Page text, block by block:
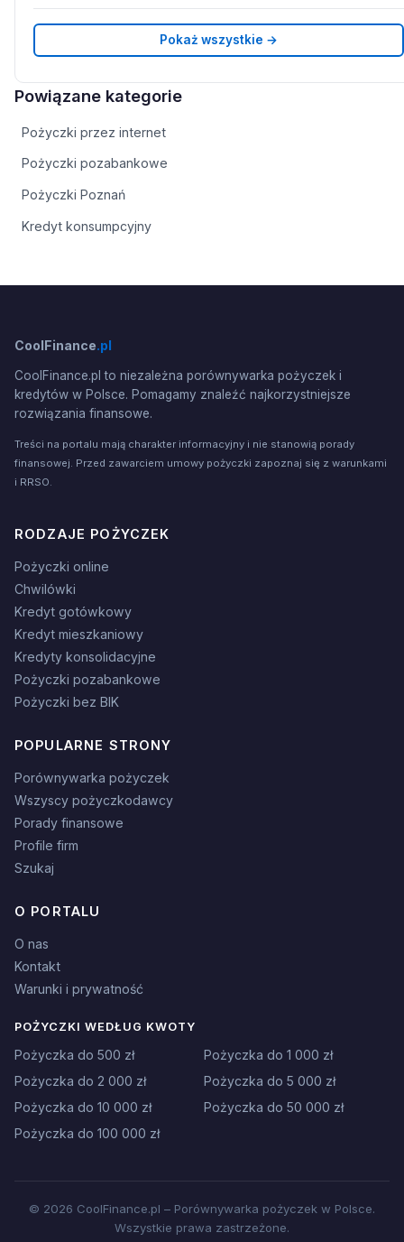
Pokaż wszystkie →
Powiązane kategorie
Pożyczki przez internet
Pożyczki pozabankowe
Pożyczki Poznań
Kredyt konsumpcyjny
CoolFinance.pl
CoolFinance.pl to niezależna porównywarka pożyczek i
kredytów w Polsce. Pomagamy znaleźć najkorzystniejsze
rozwiązania finansowe.
Treści na portalu mają charakter informacyjny i nie stanowią porady
finansowej. Przed zawarciem umowy pożyczki zapoznaj się z warunkami
i RRSO.
RODZAJE POŻYCZEK
Pożyczki online
Chwilówki
Kredyt gotówkowy
Kredyt mieszkaniowy
Kredyty konsolidacyjne
Pożyczki pozabankowe
Pożyczki bez BIK
POPULARNE STRONY
Porównywarka pożyczek
Wszyscy pożyczkodawcy
Porady finansowe
Profile firm
Szukaj
O PORTALU
O nas
Kontakt
Warunki i prywatność
POŻYCZKI WEDŁUG KWOTY
Pożyczka do 500 zł
Pożyczka do 1 000 zł
Pożyczka do 2 000 zł
Pożyczka do 5 000 zł
Pożyczka do 10 000 zł
Pożyczka do 50 000 zł
Pożyczka do 100 000 zł
© 2026 CoolFinance.pl – Porównywarka pożyczek w Polsce.
Wszystkie prawa zastrzeżone.